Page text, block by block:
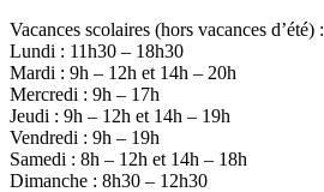
Vacances scolaires (hors vacances d’été) :
Lundi : 11h30 – 18h30
Mardi : 9h – 12h et 14h – 20h
Mercredi : 9h – 17h
Jeudi : 9h – 12h et 14h – 19h
Vendredi : 9h – 19h
Samedi : 8h – 12h et 14h – 18h
Dimanche : 8h30 – 12h30